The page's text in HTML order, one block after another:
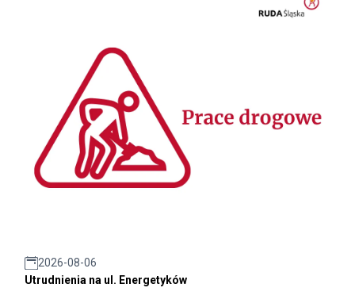
2026-08-06
Utrudnienia na ul. Energetyków